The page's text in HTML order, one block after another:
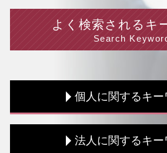
よく検索されるキ
Search
個人に関するキー
税務書類 作成法人に関するキー